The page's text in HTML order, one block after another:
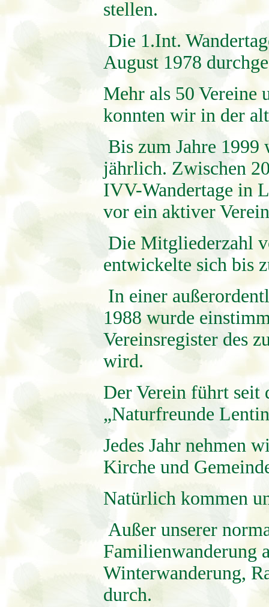
stellen.
Die 1.Int.
August 1978
Mehr als 50 Vereine
konnten wir in der
Bis zum Jahre 1999
jährlich. Zwischen
IVV-Wandertage in
vor ein aktiver
Die Mitgliederzahl
entwickelte sich bis
In einer
1988 wurde
Vereinsregister des
wird.
Der Verein führt seit
„Naturfreunde
Jedes Jahr nehmen
Kirche und
Natürlich kommen
Außer unserer
Familienwanderung
Winterwanderung,
durch.